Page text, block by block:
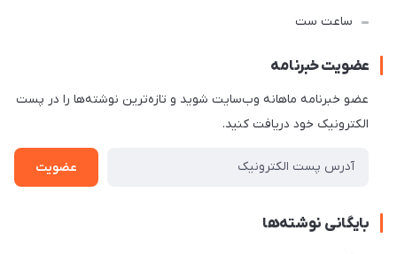
ساعت ست
عضویت خبرنامه
عضو خبرنامه ماهانه وب‌سایت شوید و تازه‌ترین نوشته‌ها را در پست
الکترونیک خود دریافت کنید.
عضویت
بایگانی نوشته‌ها